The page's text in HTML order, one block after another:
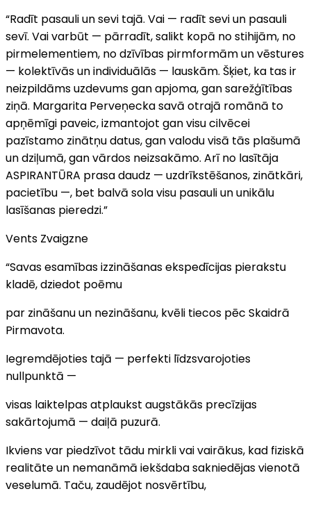
“Radīt pasauli un sevi tajā. Vai — radīt sevi un pasauli
sevī. Vai varbūt — pārradīt, salikt kopā no stihijām, no
pirmelementiem, no dzīvības pirmformām un vēstures
— kolektīvās un individuālās — lauskām. Šķiet, ka tas ir
neizpildāms uzdevums gan apjoma, gan sarežģītības
ziņā. Margarita Perveņecka savā otrajā romānā to
apņēmīgi paveic, izmantojot gan visu cilvēcei
pazīstamo zinātņu datus, gan valodu visā tās plašumā
un dziļumā, gan vārdos neizsakāmo. Arī no lasītāja
ASPIRANTŪRA prasa daudz — uzdrīkstēšanos, zinātkāri,
pacietību —, bet balvā sola visu pasauli un unikālu
lasīšanas pieredzi.”
Vents Zvaigzne
“Savas esamības izzināšanas ekspedīcijas pierakstu
kladē, dziedot poēmu
par zināšanu un nezināšanu, kvēli tiecos pēc Skaidrā
Pirmavota.
Iegremdējoties tajā — perfekti līdzsvarojoties
nullpunktā —
visas laiktelpas atplaukst augstākās precīzijas
sakārtojumā — daiļā puzurā.
Ikviens var piedzīvot tādu mirkli vai vairākus, kad fiziskā
realitāte un nemanāmā iekšdaba sakniedējas vienotā
veselumā. Taču, zaudējot nosvērtību,